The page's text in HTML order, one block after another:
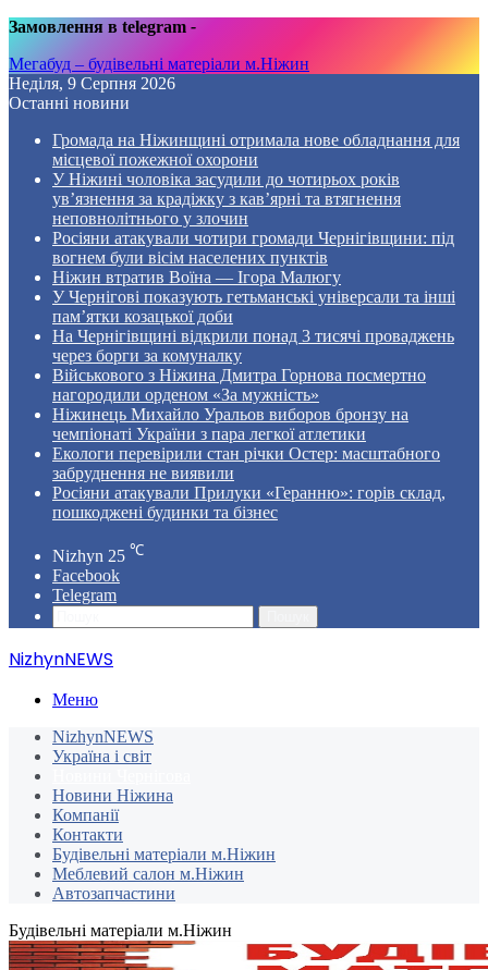
Замовлення в telegram -
Мегабуд – будівельні матеріали м.Ніжин
Неділя, 9 Серпня 2026
Останні новини
Громада на Ніжинщині отримала нове обладнання для
місцевої пожежної охорони
У Ніжині чоловіка засудили до чотирьох років
ув’язнення за крадіжку з кав’ярні та втягнення
неповнолітнього у злочин
Росіяни атакували чотири громади Чернігівщини: під
вогнем були вісім населених пунктів
Ніжин втратив Воїна — Ігора Малюгу
У Чернігові показують гетьманські універсали та інші
пам’ятки козацької доби
На Чернігівщині відкрили понад 3 тисячі проваджень
через борги за комуналку
Військового з Ніжина Дмитра Горнова посмертно
нагородили орденом «За мужність»
Ніжинець Михайло Уральов виборов бронзу на
чемпіонаті України з пара легкої атлетики
Екологи перевірили стан річки Остер: масштабного
забруднення не виявили
Росіяни атакували Прилуки «Геранню»: горів склад,
пошкоджені будинки та бізнес
Nizhyn 25 ℃
Facebook
Telegram
NizhynNEWS
Меню
NizhynNEWS
Україна і світ
Новини Ніжина
Компанії
Контакти
Будівельні матеріали м.Ніжин
Меблевий салон м.Ніжин
Автозапчастини
Будівельні матеріали м.Ніжин